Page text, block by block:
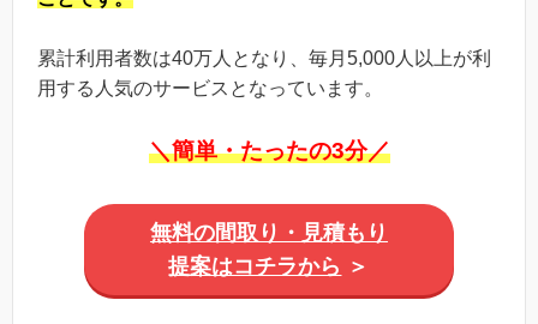
累計利用者数は40万人となり、毎月5,000人以上が利
用する人気のサービスとなっています。
＼簡単・たったの3分／
無料の間取り・見積もり
提案はコチラから ＞